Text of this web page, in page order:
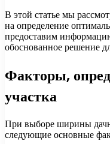
В этой статье мы
на определение
предоставим
обоснованное решение
Факторы,
участка
При выборе ширины
следующие основные